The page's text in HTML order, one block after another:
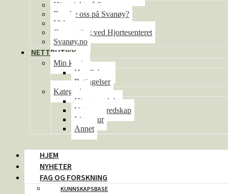
Hjortejakt på Svanøy
Besøke oss på Svanøy?
Video
Overnatting ved Hjortesenteret
Svanøy.no
NETTBUTIKK
Min konto
Handlekurv
Betingelser
Kategorier
Hjorteprodukt
Utstyr og redskap
Litteratur
Annet
HJEM
NYHETER
FAG OG FORSKNING
KUNNSKAPSBASE